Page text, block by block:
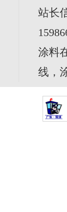
站长
涂料
线，